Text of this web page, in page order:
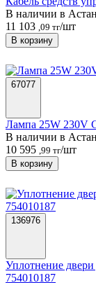
В наличии в
11 103 ,09 тг/шт
В корзину
67077
Лампа 25W 230V
В наличии в
10 595 ,99 тг/шт
В корзину
136976
Уплотнение
754010187